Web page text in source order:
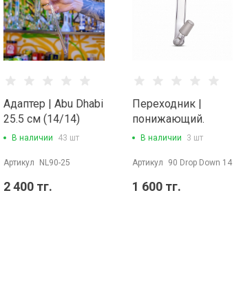
Адаптер | Abu Dhabi
25.5 см (14/14)
В наличии 43 шт
Артикул NL90-25
2 400 тг.
Переходник |
понижающий.
Укороченный SG
В наличии 3 шт
Артикул 90 Drop Down 14
1 600 тг.